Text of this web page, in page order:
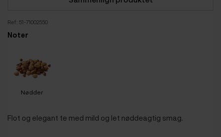
Ref: 51-71002550
Noter
Nødder
Flot og elegant te med mild og let nøddeagtig smag.